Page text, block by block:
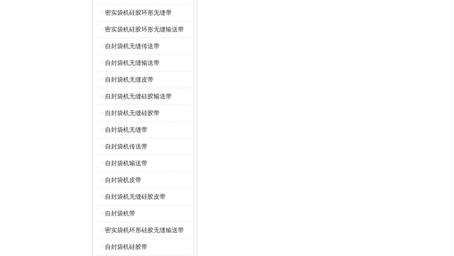
· 密实袋机硅胶环形无缝带
· 密实袋机硅胶环形无缝输送带
· 自封袋机无缝传送带
· 自封袋机无缝输送带
· 自封袋机无缝皮带
· 自封袋机无缝硅胶输送带
· 自封袋机无缝硅胶带
· 自封袋机无缝带
· 自封袋机传送带
· 自封袋机输送带
· 自封袋机皮带
· 自封袋机无缝硅胶皮带
· 自封袋机带
· 密实袋机环形硅胶无缝输送带
· 自封袋机硅胶带